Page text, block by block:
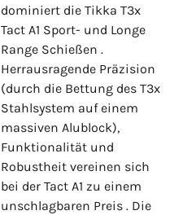
dominiert die Tikka T3x
Tact A1 Sport- und Longe
Range Schießen .
Herrausragende Präzision
(durch die Bettung des T3x
Stahlsystem auf einem
massiven Alublock),
Funktionalität und
Robustheit vereinen sich
bei der Tact A1 zu einem
unschlagbaren Preis . Die